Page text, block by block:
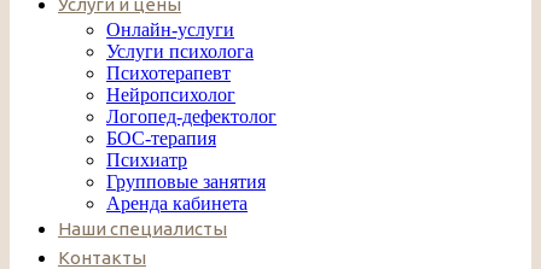
Услуги и цены
Онлайн-услуги
Услуги психолога
Психотерапевт
Нейропсихолог
Логопед-дефектолог
БОС-терапия
Психиатр
Групповые занятия
Аренда кабинета
Наши специалисты
Контакты